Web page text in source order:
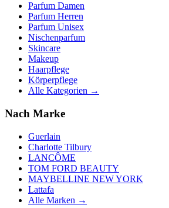
Parfum Damen
Parfum Herren
Parfum Unisex
Nischenparfum
Skincare
Makeup
Haarpflege
Körperpflege
Alle Kategorien →
Nach Marke
Guerlain
Charlotte Tilbury
LANCÔME
TOM FORD BEAUTY
MAYBELLINE NEW YORK
Lattafa
Alle Marken →